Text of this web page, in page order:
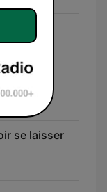
se laisser